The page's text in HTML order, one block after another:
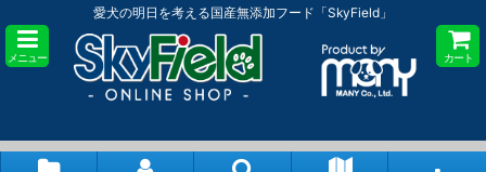
愛犬の明日を考える国産無添加フード「SkyField」
メニュー カート